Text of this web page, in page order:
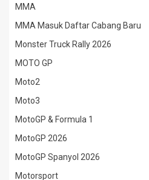
MMA
MMA Masuk Daftar Cabang Baru
Monster Truck Rally 2026
MOTO GP
Moto2
Moto3
MotoGP & Formula 1
MotoGP 2026
MotoGP Spanyol 2026
Motorsport